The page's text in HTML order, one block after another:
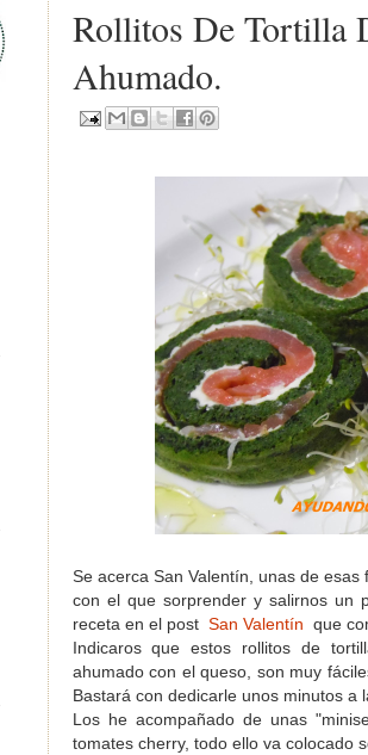
Rollitos De Tortilla
Ahumado.
Se acerca San Valentín, unas de
con el que sorprender y salirnos un
receta en el post San Valentín que
Indicaros que estos rollitos de
ahumado con el queso, son muy
Bastará con dedicarle unos minutos a
Los he acompañado de unas
tomates cherry, todo ello va colocado